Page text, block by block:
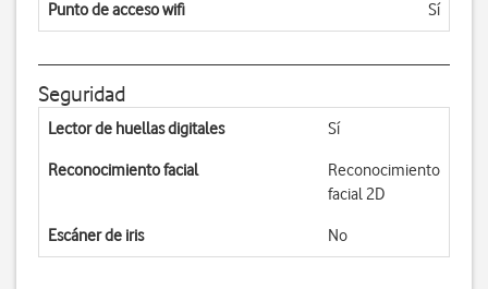
Punto de acceso wifi Sí
Seguridad
Lector de huellas digitales Sí
Reconocimiento facial
Reconocimiento
facial 2D
Escáner de iris No